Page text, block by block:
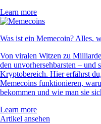
Learn more
Was ist ein Memecoin? Alles,
Von viralen Witzen zu
den unvorhersehbarsten – und
Kryptobereich. Hier erfährst
Memecoins funktionieren,
bekommen und wie man sie
Learn more
Artikel ansehen